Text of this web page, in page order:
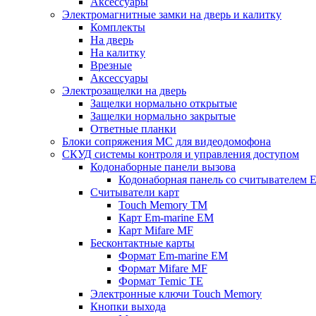
Электромагнитные замки на дверь и калитку
Комплекты
На дверь
На калитку
Врезные
Аксессуары
Электрозащелки на дверь
Защелки нормально открытые
Защелки нормально закрытые
Ответные планки
Блоки сопряжения МС для видеодомофона
СКУД системы контроля и управления доступом
Кодонаборные панели вызова
Кодонаборная панель со считывателем
Считыватели карт
Touch Memory TM
Карт Em-marine EM
Карт Mifare MF
Бесконтактные карты
Формат Em-marine EM
Формат Mifare MF
Формат Temic TE
Электронные ключи Touch Memory
Кнопки выхода